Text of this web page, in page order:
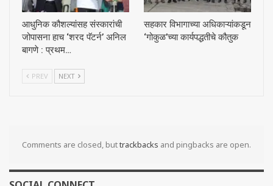
आधुनिक कौशल्यांसह संस्कारांची
जोपासना हाच ‘शरद पॅटर्न’ अनिल
बागणे : प्रथम…
सहकार विभागाच्या अधिकाऱ्यांकडून
‘गोकुळ’च्या कार्यपद्धतीचे कौतुक
PREV NEXT
Comments are closed, buttrackbacks and pingbacks are open.